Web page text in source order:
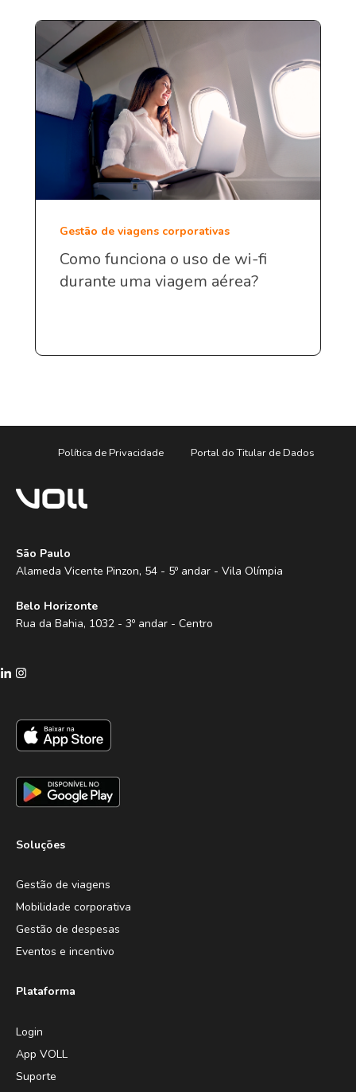
Gestão de viagens corporativas
Como funciona o uso de wi-fi
durante uma viagem aérea?
Política de Privacidade Portal do Titular de Dados
São Paulo
Alameda Vicente Pinzon, 54 - 5º andar - Vila Olímpia
Belo Horizonte
Rua da Bahia, 1032 - 3º andar - Centro
Soluções
Gestão de viagens
Mobilidade corporativa
Gestão de despesas
Eventos e incentivo
Plataforma
Login
App VOLL
Suporte